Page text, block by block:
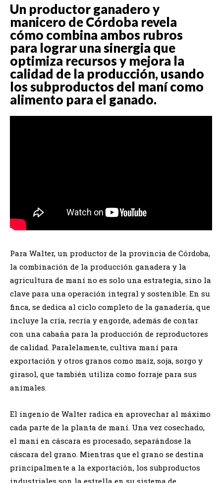
Un productor ganadero y
manicero de Córdoba revela
cómo combina ambos rubros
para lograr una sinergia que
optimiza recursos y mejora la
calidad de la producción, usando
los subproductos del maní como
alimento para el ganado.
Para Walter, un productor de la provincia de Córdoba,
la combinación de la producción ganadera y la
agricultura de maní no es solo una estrategia, sino la
clave para una operación integral y sostenible. En su
finca, se dedica al ciclo completo de la ganadería, que
incluye la cría, recría y engorde, además de contar
con una cabaña para la producción de reproductores
de calidad. Paralelamente, cultiva maní para
exportación y otros granos como maíz, soja, sorgo y
girasol, que también utiliza como forraje para sus
animales.
El ingenio de Walter radica en aprovechar al máximo
cada parte de la planta de maní. Una vez cosechado,
el maní en cáscara es procesado, separándose la
cáscara del grano. Mientras que el grano se destina
principalmente a la exportación, los subproductos